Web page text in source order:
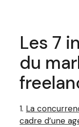
Les 7
du
La
cadre d’une